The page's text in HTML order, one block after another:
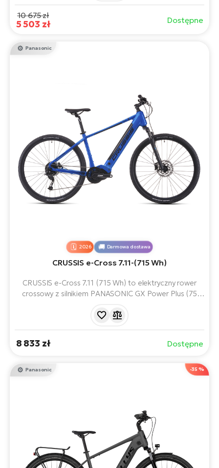
10 675 zł
5 503 zł Dostępne
Panasonic
2026 Darmowa dostawa
CRUSSIS e-Cross 7.11-(715 Wh)
CRUSSIS e-Cross 7.11 (715 Wh) to elektryczny rower
crossowy z silnikiem PANASONIC GX Power Plus (75
wszechstronnemu wyposażeniu i wygodnej geometrii
8 833 zł Dostępne
-35 %
Panasonic